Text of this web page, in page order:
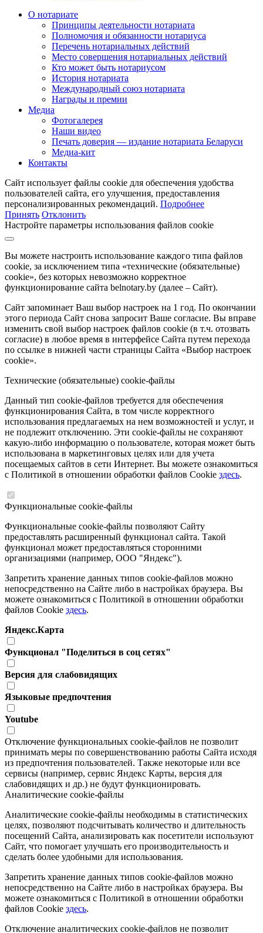
О нотариате
Принципы деятельности нотариата
Полномочия и обязанности нотариуса
Перечень нотариальных действий
Место совершения нотариальных действий
Кто может быть нотариусом
История нотариата
Международный союз нотариата
Награды и премии
Медиа
Фотогалерея
Наши видео
Печать доверия — издание нотариата Беларуси
Медиа-кит
Контакты
Сайт использует файлы cookie для обеспечения удобства
пользователей сайта, его улучшения, предоставления
персонализированных рекомендаций. Подробнее
Принять Отклонить
Настройте параметры использования файлов cookie
Вы можете настроить использование каждого типа файлов
cookie, за исключением типа «технические (обязательные)
cookie», без которых невозможно корректное
функционирование сайта belnotary.by (далее – Сайт).
Сайт запоминает Ваш выбор настроек на 1 год. По окончании
этого периода Сайт снова запросит Ваше согласие. Вы вправе
изменить свой выбор настроек файлов cookie (в т.ч. отозвать
согласие) в любое время в интерфейсе Сайта путем перехода
по ссылке в нижней части страницы Сайта «Выбор настроек
cookie».
Технические (обязательные) cookie-файлы
Данный тип cookie-файлов требуется для обеспечения
функционирования Сайта, в том числе корректного
использования предлагаемых на нем возможностей и услуг, и
не подлежит отключению. Эти cookie-файлы не сохраняют
какую-либо информацию о пользователе, которая может быть
использована в маркетинговых целях или для учета
посещаемых сайтов в сети Интернет. Вы можете ознакомиться
с Политикой в отношении обработки файлов Cookie здесь.
Функциональные cookie-файлы
Функциональные cookie-файлы позволяют Сайту
предоставлять расширенный функционал сайта. Такой
функционал может предоставляться сторонними
организациями (например, ООО "Яндекс").
Запретить хранение данных типов cookie-файлов можно
непосредственно на Сайте либо в настройках браузера. Вы
можете ознакомиться с Политикой в отношении обработки
файлов Cookie здесь.
Яндекс.Карта
Функционал "Поделиться в соц сетях"
Версия для слабовидящих
Языковые предпочтения
Youtube
Отключение функциональных cookie-файлов не позволит
принимать меры по совершенствованию работы Сайта исходя
из предпочтения пользователей. Также некоторые или все
сервисы (например, сервис Яндекс Карты, версия для
слабовидящих и др.) не будут функционировать.
Аналитические cookie-файлы
Аналитические cookie-файлы необходимы в статистических
целях, позволяют подсчитывать количество и длительность
посещений Сайта, анализировать как посетители используют
Сайт, что помогает улучшать его производительность и
сделать более удобными для использования.
Запретить хранение данных типов cookie-файлов можно
непосредственно на Сайте либо в настройках браузера. Вы
можете ознакомиться с Политикой в отношении обработки
файлов Cookie здесь.
Отключение аналитических cookie-файлов не позволит